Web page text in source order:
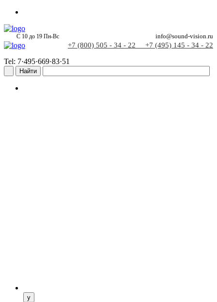
С 10 до 19 Пн-Вс info@sound-vision.ru
+7 (800) 505 - 34 - 22 +7 (495) 145 - 34 - 22
Tel: 7·495·669·83·51